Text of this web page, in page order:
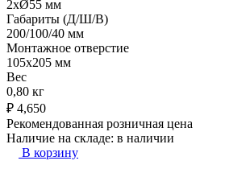
2xØ55 мм
Габариты (Д/Ш/В)
200/100/40 мм
Монтажное отверстие
105x205 мм
Вес
0,80 кг
₽ 4,650
Рекомендованная розничная цена
Наличие на складе: в наличии
В корзину